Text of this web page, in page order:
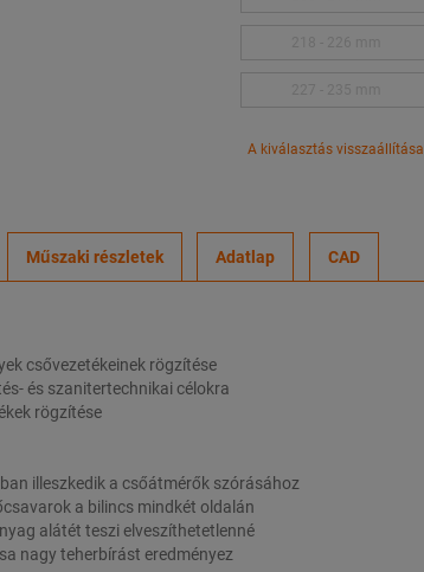
A kiválasztás visszaállítása
Műszaki részletek Adatlap CAD
csővezetékeinek rögzítése
és szanitertechnikai célokra
rögzítése
illeszkedik a csőátmérők szórásához
a bilincs mindkét oldalán
alátét teszi elveszíthetetlenné
nagy teherbírást eredményez